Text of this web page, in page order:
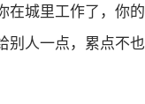
在城里工作了，你的
别人一点，累点不也